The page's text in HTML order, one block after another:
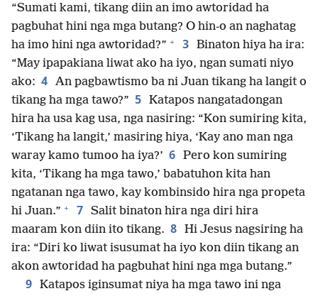
“Sumati kami, tikang diin an imo awtoridad ha
pagbuhat hini nga mga butang? O hin-o an naghatag
ha imo hini nga awtoridad?” + 3 Binaton hiya ha ira:
“May ipapakiana liwat ako ha iyo, ngan sumati niyo
ako: 4 An pagbawtismo ba ni Juan tikang ha langit o
tikang ha mga tawo?” 5 Katapos nangatadongan
hira ha usa kag usa, nga nasiring: “Kon sumiring kita,
‘Tikang ha langit,’ masiring hiya, ‘Kay ano man nga
waray kamo tumoo ha iya?’ 6 Pero kon sumiring
kita, ‘Tikang ha mga tawo,’ babatuhon kita han
ngatanan nga tawo, kay kombinsido hira nga propeta
hi Juan.” + 7 Salit binaton hira nga diri hira
maaram kon diin ito tikang. 8 Hi Jesus nagsiring ha
ira: “Diri ko liwat isusumat ha iyo kon diin tikang an
akon awtoridad ha pagbuhat hini nga mga butang.”
9 Katapos iginsumat niya ha mga tawo ini nga